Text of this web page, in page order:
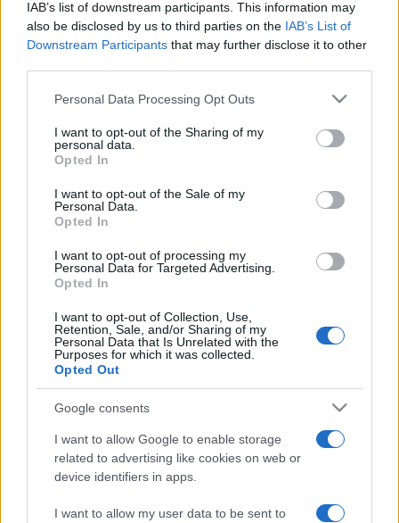
IAB’s list of downstream participants. This information may
also be disclosed by us to third parties on the IAB’s List of
Downstream Participants that may further disclose it to other
Please note that this website/app uses one or more Google
not limited to your visit or usage behaviour. You may click to
grant or deny consent to Google and its third-party tags to
use your data for below specified purposes in below Google
consent section.
Personal Data Processing Opt Outs
I want to opt-out of the Sharing of my
personal data.
Opted In
I want to opt-out of the Sale of my
Personal Data.
Opted In
I want to opt-out of processing my
Personal Data for Targeted Advertising.
Opted In
I want to opt-out of Collection, Use,
Retention, Sale, and/or Sharing of my
Personal Data that Is Unrelated with the
Purposes for which it was collected.
Opted Out
Google consents
I want to allow Google to enable storage
related to advertising like cookies on web or
device identifiers in apps.
I want to allow my user data to be sent to
ezer éves hagyománynak megfelelően a hindu templom
kertjében épített kőoltárban egy szerzetes lobbantja fel a
lángokat, melybe mindenki dobhat néhány szemet a faluban
termelt búzából, miközben a hívők az ősi mantrákat éneklik.
A rendezvény célja az is, hogy bemutassa, mit nyújthat az
érdeklődők előadást hallhatnak a reformtáplálkozás
történetéről, lesz reflexológiai bemutató, kiderül
természetes alapanyagokból, miként készíthetők akár
otthon is biokozmetikumok, a gyerekek kipróbálhatják a
belekóstolhatnak.
Nandafalva 1979-ben alakult. Kezdetben a ma
jógakolostorként működő épületben gyakorolta lelki életét a
hindu vallást követő közösség; a tanya egyik szobáját
rendezték be kápolnának. A rendszerváltást követően újabb
családok költöztek az alföldi tanyavilágba, 2000-ben pedig
megépült a hagyományos hindu és magyar elemeket